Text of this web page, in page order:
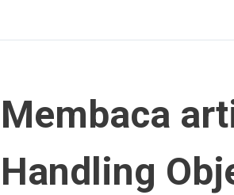
Membaca
Handling